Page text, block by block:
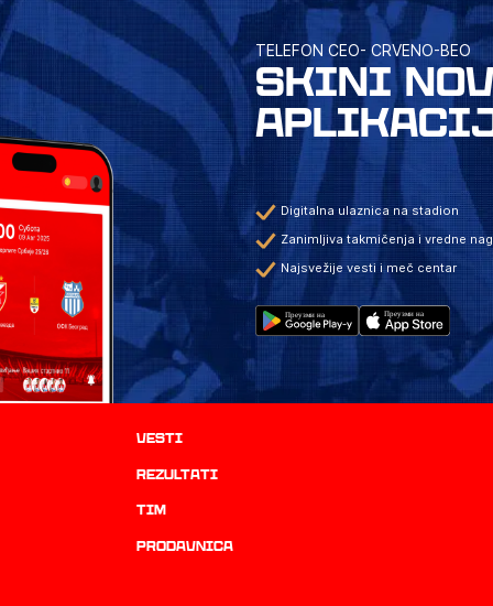
TELEFON CEO- CRVENO-BEO
SKINI
Digitalna ulaznica na stadion
Zanimljiva takmičenja i vredne
Najsvežije vesti i meč centar
Vesti
rezultati
TIM
prodavnica